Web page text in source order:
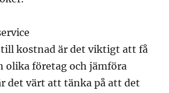
kostnad är det viktigt att få
olika företag och jämföra
det värt att tänka på att det